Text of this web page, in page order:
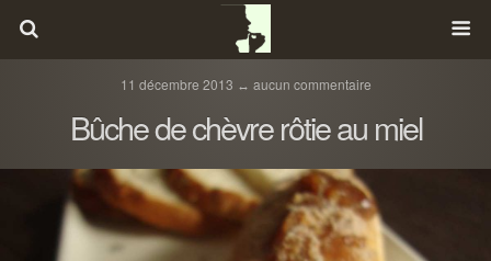
11 décembre 2013 ↔ aucun commentaire
Bûche de chèvre rôtie au miel